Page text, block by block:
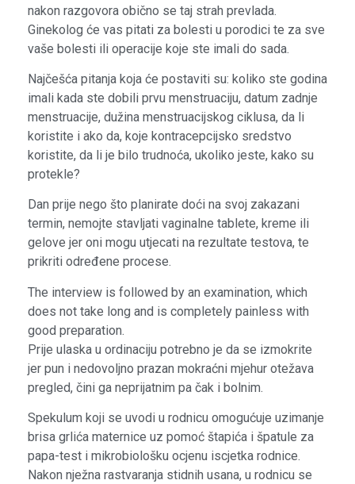
nakon razgovora obično se taj strah prevlada.
Ginekolog će vas pitati za bolesti u porodici te za sve
vaše bolesti ili operacije koje ste imali do sada.
Najčešća pitanja koja će postaviti su: koliko ste godina
imali kada ste dobili prvu menstruaciju, datum zadnje
menstruacije, dužina menstruacijskog ciklusa, da li
koristite i ako da, koje kontracepcijsko sredstvo
koristite, da li je bilo trudnoća, ukoliko jeste, kako su
protekle?
Dan prije nego što planirate doći na svoj zakazani
termin, nemojte stavljati vaginalne tablete, kreme ili
gelove jer oni mogu utjecati na rezultate testova, te
prikriti određene procese.
The interview is followed by an examination, which
does not take long and is completely painless with
good preparation.
Prije ulaska u ordinaciju potrebno je da se izmokrite
jer pun i nedovoljno prazan mokraćni mjehur otežava
pregled, čini ga neprijatnim pa čak i bolnim.
Spekulum koji se uvodi u rodnicu omogućuje uzimanje
brisa grlića maternice uz pomoć štapića i špatule za
papa-test i mikrobiološku ocjenu iscjetka rodnice.
Nakon nježna rastvaranja stidnih usana, u rodnicu se